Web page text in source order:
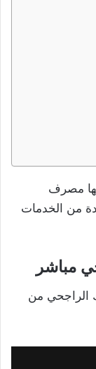
مصرف
من الخدمات
الراجحي من